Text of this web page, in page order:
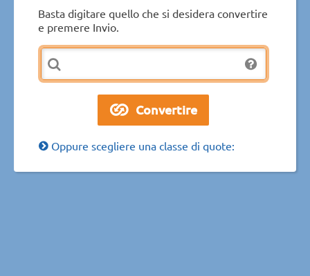
Basta digitare quello che si desidera convertire
e premere Invio.
Oppure scegliere una classe di quote: